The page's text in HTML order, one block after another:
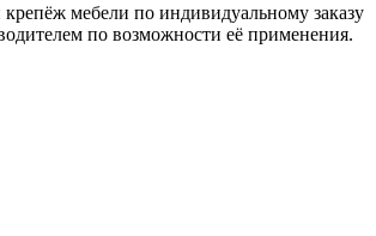
мебели по индивидуальному заказу
по возможности её применения.